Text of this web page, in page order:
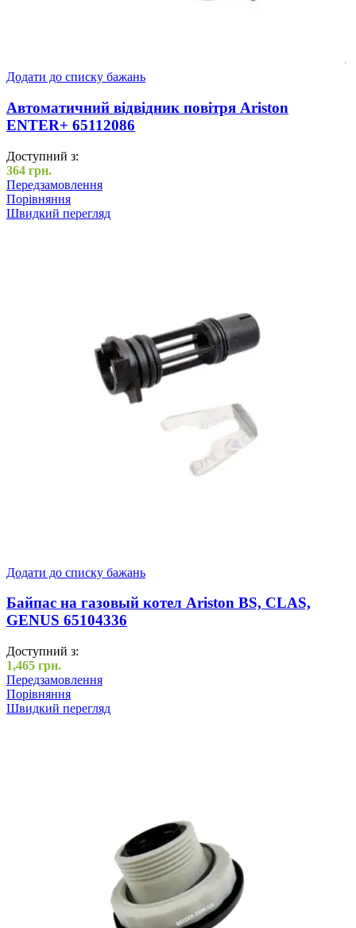
Додати до списку бажань
Автоматичний відвідник повітря Ariston
ENTER+ 65112086
Доступний з:
364 грн.
Передзамовлення
Порівняння
Швидкий перегляд
Додати до списку бажань
Байпас на газовый котел Ariston BS, CLAS,
GENUS 65104336
Доступний з:
1,465 грн.
Передзамовлення
Порівняння
Швидкий перегляд